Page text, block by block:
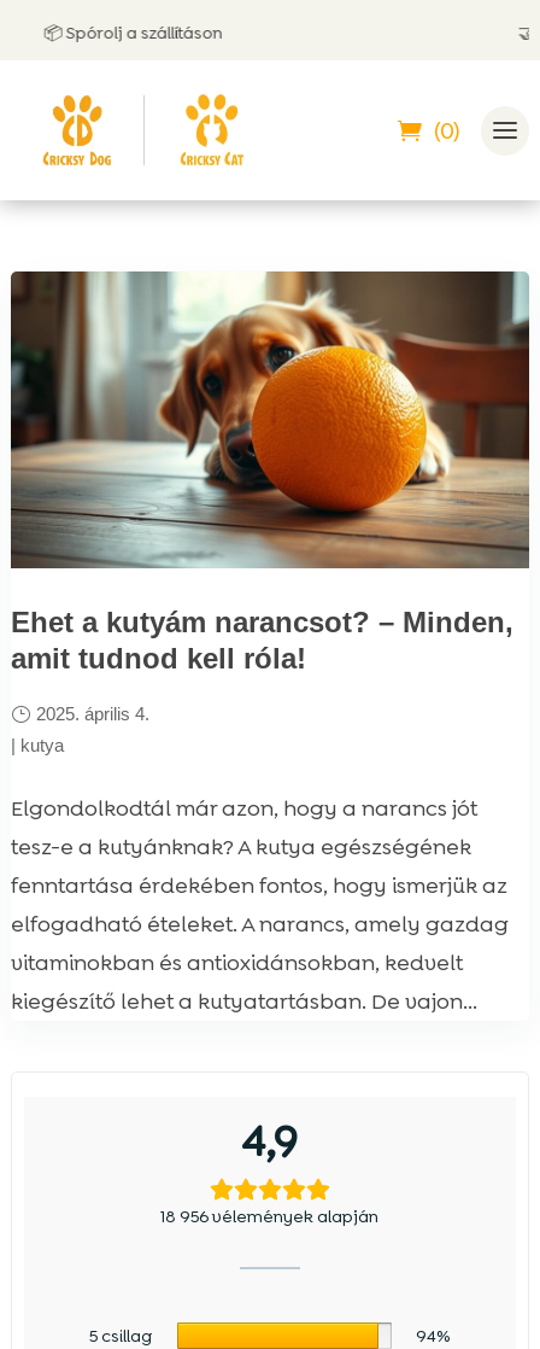
📦 Spórolj a szállításon 🤝
(0)
Ehet a kutyám narancsot? – Minden,
amit tudnod kell róla!
2025. április 4.
| kutya
Elgondolkodtál már azon, hogy a narancs jót
tesz-e a kutyánknak? A kutya egészségének
fenntartása érdekében fontos, hogy ismerjük az
elfogadható ételeket. A narancs, amely gazdag
vitaminokban és antioxidánsokban, kedvelt
kiegészítő lehet a kutyatartásban. De vajon...
4,9
18 956 vélemények alapján
5 csillag 94%